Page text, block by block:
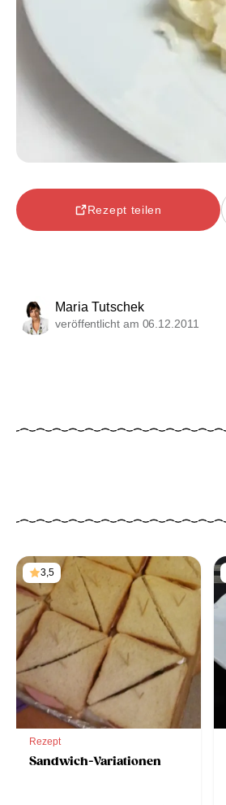
Rezept teilen
Maria Tutschek
veröffentlicht am 06.12.2011
3,5
Rezept
Sandwich-Variationen